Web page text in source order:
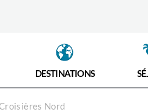
DESTINATIONS
Nord